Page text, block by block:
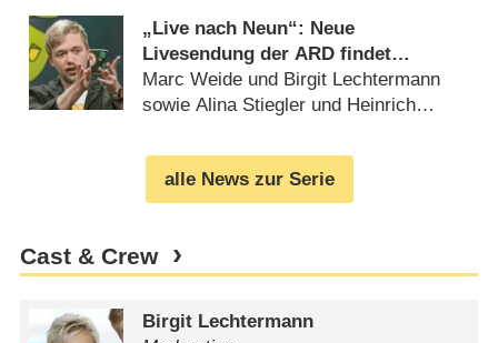
„Live nach Neun“: Neue
Livesendung der ARD findet
verbleibende Moderatorenteams
Marc Weide und Birgit Lechtermann
sowie Alina Stiegler und Heinrich
alle News zur Serie
Cast & Crew
Birgit Lechtermann